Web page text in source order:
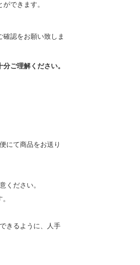
できます。
認をお願い致しま
ご理解ください。
にて商品をお送り
ください。
きるように、人手